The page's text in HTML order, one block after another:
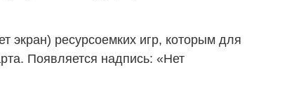
экран) ресурсоемких игр, которым для
Появляется надпись: «Нет